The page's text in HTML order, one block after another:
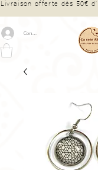
Connexion
Livraison offerte